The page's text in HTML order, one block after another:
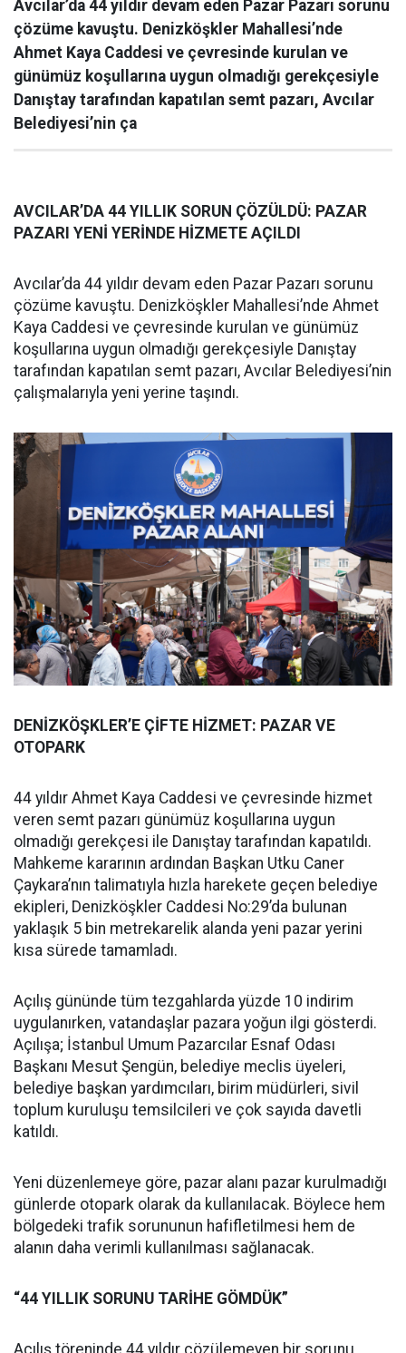
Avcılar’da 44 yıldır devam eden Pazar Pazarı sorunu
çözüme kavuştu. Denizköşkler Mahallesi’nde
Ahmet Kaya Caddesi ve çevresinde kurulan ve
günümüz koşullarına uygun olmadığı gerekçesiyle
Danıştay tarafından kapatılan semt pazarı, Avcılar
Belediyesi’nin ça
AVCILAR’DA 44 YILLIK SORUN ÇÖZÜLDÜ: PAZAR
PAZARI YENİ YERİNDE HİZMETE AÇILDI
Avcılar’da 44 yıldır devam eden Pazar Pazarı sorunu
çözüme kavuştu. Denizköşkler Mahallesi’nde Ahmet
Kaya Caddesi ve çevresinde kurulan ve günümüz
koşullarına uygun olmadığı gerekçesiyle Danıştay
tarafından kapatılan semt pazarı, Avcılar Belediyesi’nin
çalışmalarıyla yeni yerine taşındı.
DENİZKÖŞKLER’E ÇİFTE HİZMET: PAZAR VE
OTOPARK
44 yıldır Ahmet Kaya Caddesi ve çevresinde hizmet
veren semt pazarı günümüz koşullarına uygun
olmadığı gerekçesi ile Danıştay tarafından kapatıldı.
Mahkeme kararının ardından Başkan Utku Caner
Çaykara’nın talimatıyla hızla harekete geçen belediye
ekipleri, Denizköşkler Caddesi No:29’da bulunan
yaklaşık 5 bin metrekarelik alanda yeni pazar yerini
kısa sürede tamamladı.
Açılış gününde tüm tezgahlarda yüzde 10 indirim
uygulanırken, vatandaşlar pazara yoğun ilgi gösterdi.
Açılışa; İstanbul Umum Pazarcılar Esnaf Odası
Başkanı Mesut Şengün, belediye meclis üyeleri,
belediye başkan yardımcıları, birim müdürleri, sivil
toplum kuruluşu temsilcileri ve çok sayıda davetli
katıldı.
Yeni düzenlemeye göre, pazar alanı pazar kurulmadığı
günlerde otopark olarak da kullanılacak. Böylece hem
bölgedeki trafik sorununun hafifletilmesi hem de
alanın daha verimli kullanılması sağlanacak.
“44 YILLIK SORUNU TARİHE GÖMDÜK”